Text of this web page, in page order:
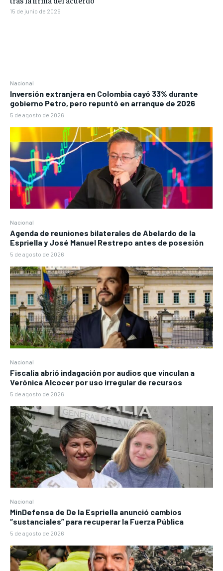
Nacional
Inversión extranjera en Colombia cayó 33% durante
gobierno Petro, pero repuntó en arranque de 2026
5 de agosto de 2026
Nacional
Agenda de reuniones bilaterales de Abelardo de la
Espriella y José Manuel Restrepo antes de posesión
5 de agosto de 2026
Nacional
Fiscalía abrió indagación por audios que vinculan a
Verónica Alcocer por uso irregular de recursos
5 de agosto de 2026
Nacional
MinDefensa de De la Espriella anunció cambios
“sustanciales” para recuperar la Fuerza Pública
5 de agosto de 2026
15 de junio de 2026